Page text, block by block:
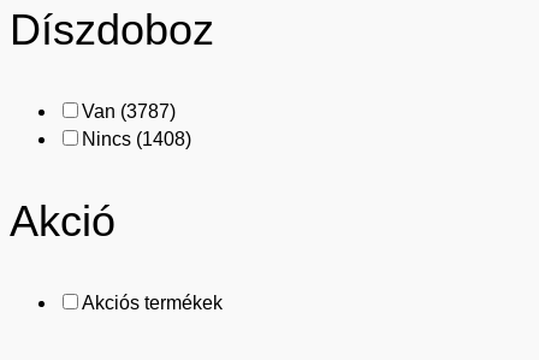
Díszdoboz
Van (3787)
Nincs (1408)
Akció
Akciós termékek